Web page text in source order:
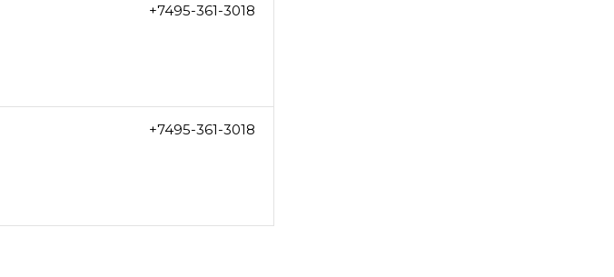
+7495-361-3018
+7495-361-3018